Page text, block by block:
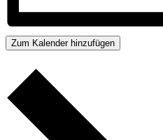
Zum Kalender hinzufügen